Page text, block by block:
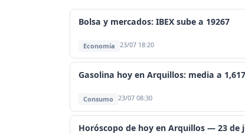
Bolsa y mercados: IBEX sube a 19267
Economía 23/07 18:20
Gasolina hoy en Arquillos: media a
Consumo 23/07 08:30
Horóscopo de hoy en Arquillos — 23 de